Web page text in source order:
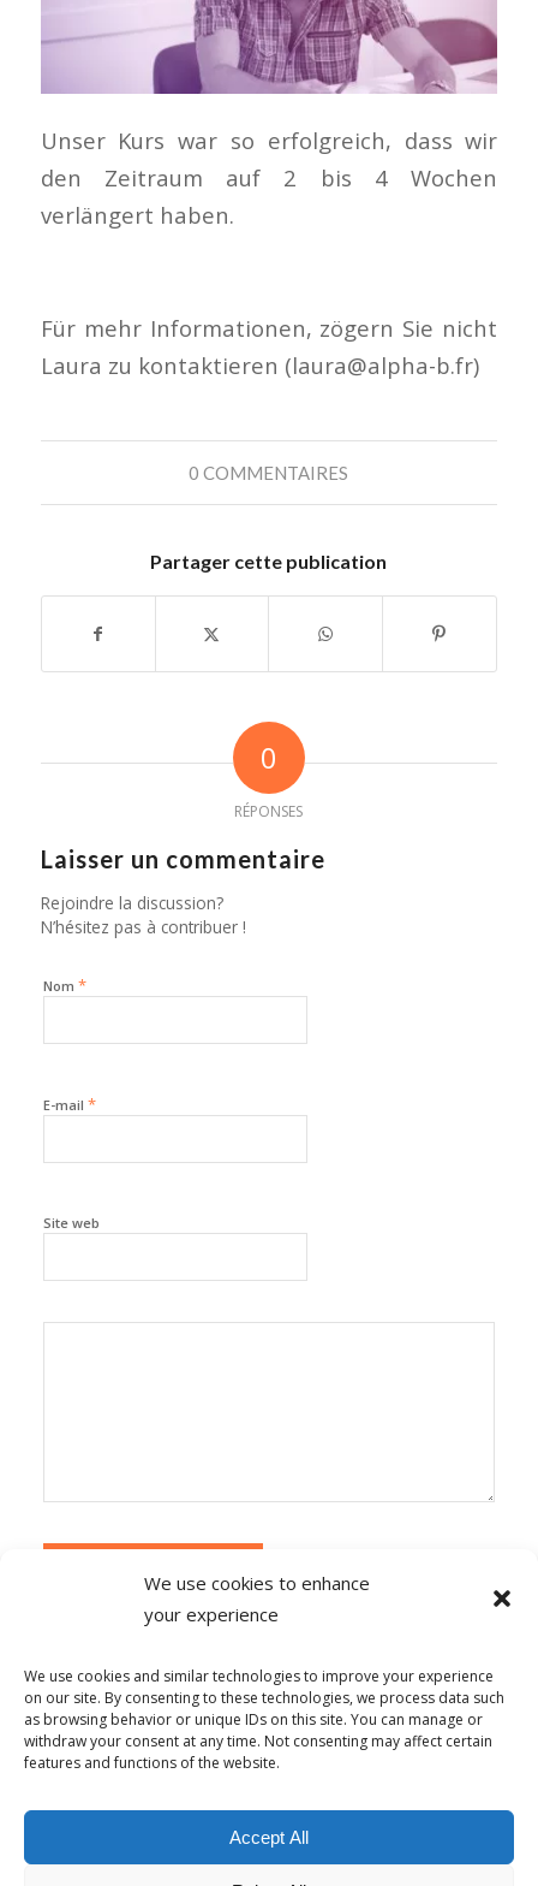
We use cookies to enhance
your experience
We use cookies and similar technologies to improve your experience
on our site. By consenting to these technologies, we process data such
as browsing behavior or unique IDs on this site. You can manage or
withdraw your consent at any time. Not consenting may affect certain
features and functions of the website.
Accept All
Unser Kurs war so erfolgreich, dass wir
den Zeitraum auf 2 bis 4 Wochen
verlängert haben.
Für mehr Informationen, zögern Sie nicht
Laura zu kontaktieren (laura@alpha-b.fr)
0 COMMENTAIRES
Partager cette publication
0
RÉPONSES
Laisser un commentaire
Rejoindre la discussion?
N’hésitez pas à contribuer !
Nom *
E-mail *
Site web
Ce site utilise Akismet pour réduire les
données de vos commentaires sont traitées.
© Copyright - Alpha-b 2019-2026 -powered by Enfold WordPress